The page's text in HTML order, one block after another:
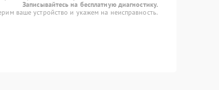
Записывайтесь на бесплатную диагностику.
ваше устройство и укажем на неисправность.